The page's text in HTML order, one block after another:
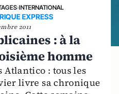
›INTERNATIONAL
EXPRESS
2011
: à la
homme
Atlantico : tous les
livre sa chronique